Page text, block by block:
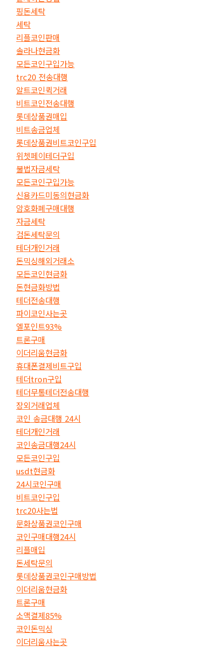
핑돈세탁
세탁
리플코인판매
솔라나현금화
모든코인구입가능
trc20 전송대행
알트코인퀵거래
비트코인전송대행
롯데상품권매입
비트송금업체
롯데상품권비트코인구입
위쳇페이테더구입
불법자금세탁
모든코인구입가능
신용카드미동의현금화
암호화폐구매대행
자금세탁
검돈세탁문의
테더개인거래
돈믹싱해외거래소
모든코인현금화
돈현금화방법
테더전송대행
파이코인사는곳
엘포인트93%
트론구매
이더리움현금화
휴대폰결제비트구입
테더tron구입
테더무통테더전송대행
장외거래업체
코인 송금대행 24시
테더개인거래
코인송금대행24시
모든코인구입
usdt현금화
24시코인구매
비트코인구입
trc20사는법
문화상품권코인구매
코인구매대행24시
리플매입
돈세탁문의
롯데상품권코인구매방법
이더리움현금화
트론구매
소액결제85%
코인돈믹싱
이더리움사는곳